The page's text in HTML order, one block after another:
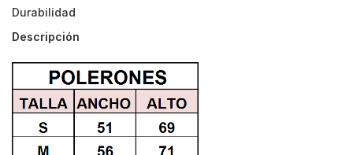
Durabilidad
Descripción